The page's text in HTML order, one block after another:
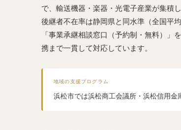
で、輸送機器・楽器・光電子産業が集積
後継者不在率は静岡県と同水準（全国平
「事業承継相談窓口（予約制・無料）
携まで一貫して対応しています。
地域の支援プログラム
浜松市では浜松商工会議所・浜松信用金